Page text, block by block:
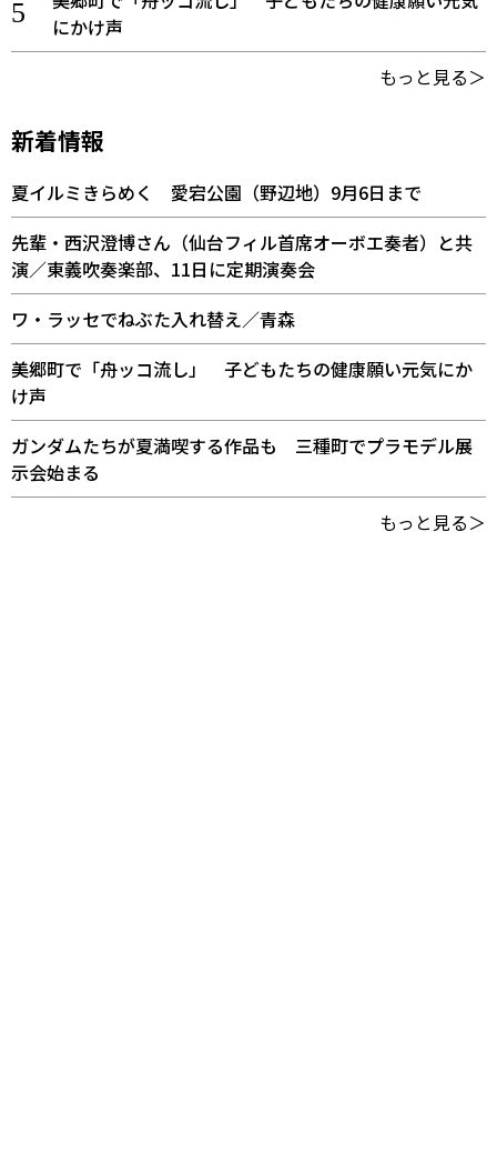
にかけ声
もっと見る＞
新着情報
夏イルミきらめく 愛宕公園（野辺地）9月6日まで
先輩・西沢澄博さん（仙台フィル首席オーボエ奏者）と共
演／東義吹奏楽部、11日に定期演奏会
ワ・ラッセでねぶた入れ替え／青森
美郷町で「舟ッコ流し」 子どもたちの健康願い元気にか
け声
ガンダムたちが夏満喫する作品も 三種町でプラモデル展
示会始まる
もっと見る＞